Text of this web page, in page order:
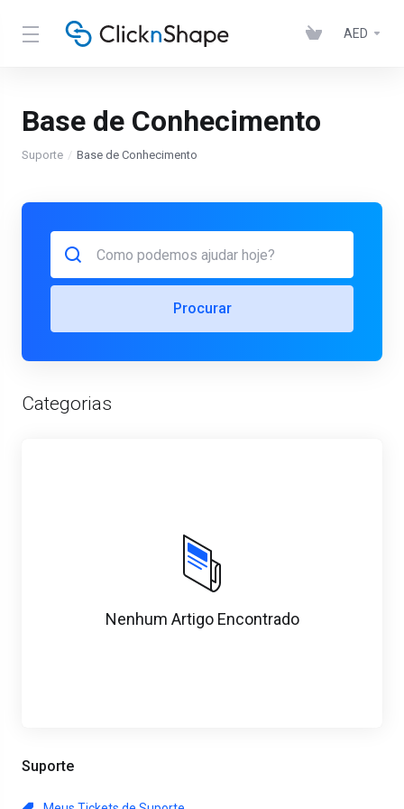
AED
Base de Conhecimento
Suporte Base de Conhecimento
Suporte
Procurar
Categorias
Nenhum Artigo Encontrado